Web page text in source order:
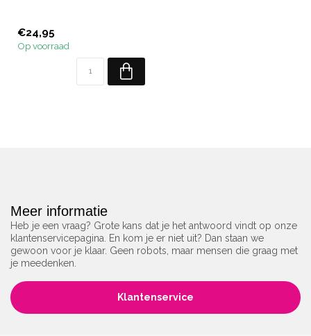
€24,95
Op voorraad
Meer informatie
Heb je een vraag? Grote kans dat je het antwoord vindt op onze
klantenservicepagina. En kom je er niet uit? Dan staan we
gewoon voor je klaar. Geen robots, maar mensen die graag met
je meedenken.
Klantenservice